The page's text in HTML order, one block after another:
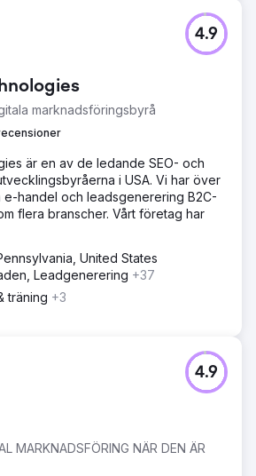
marknadsföringsbyrå
4.9
är en av de ledande SEO- och
i USA. Vi har över
e-handel och leadsgenerering B2C-
flera branscher. Vårt företag har
United States
Leadgenerering +37
träning +3
MARKNADSFÖRING NÄR DEN ÄR
4.9